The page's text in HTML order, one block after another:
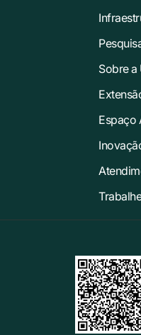
Sobre a
Espaço